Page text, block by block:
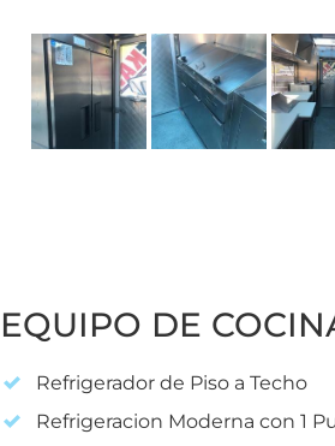
EQUIPO DE
Refrigerador de Piso a Techo
Refrigeracion Moderna con 1